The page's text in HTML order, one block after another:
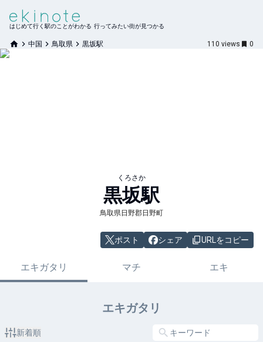
はじめて行く駅のことがわかる 行ってみたい街が見つかる
中国 鳥取県 黒坂駅 110 views 0
くろさか
黒坂駅
鳥取県日野郡日野町
ポスト シェア URLをコピー
エキガタリ マチ エキ
エキガタリ
新着順